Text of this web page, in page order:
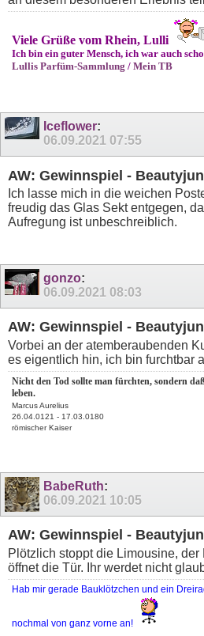
Viele Grüße vom Rhein, Lulli
Ich bin ein guter Mensch, ich war auch
Lullis Parfüm-Sammlung / Mein TB
Iceflower:
06.09.2021 07:55
AW: Gewinnspiel -
Ich lasse mich in die weichen
freudig das Glas Sekt entgegen,
Aufregung ist unbeschreiblich.
gonzo:
06.09.2021 08:03
AW: Gewinnspiel -
Vorbei an der atemberaubenden
es eigentlich hin, ich bin furchtbar
Nicht den Tod sollte man fürchten, sondern
leben.
Marcus Aurelius
26.04.0121 - 17.03.0180
römischer Kaiser
BabeRuth:
06.09.2021 10:05
AW: Gewinnspiel -
Plötzlich stoppt die Limousine, der
öffnet die Tür. Ihr werdet nicht
Hab mir gerade Bauklötzchen und ein
nochmal von ganz vorne an!